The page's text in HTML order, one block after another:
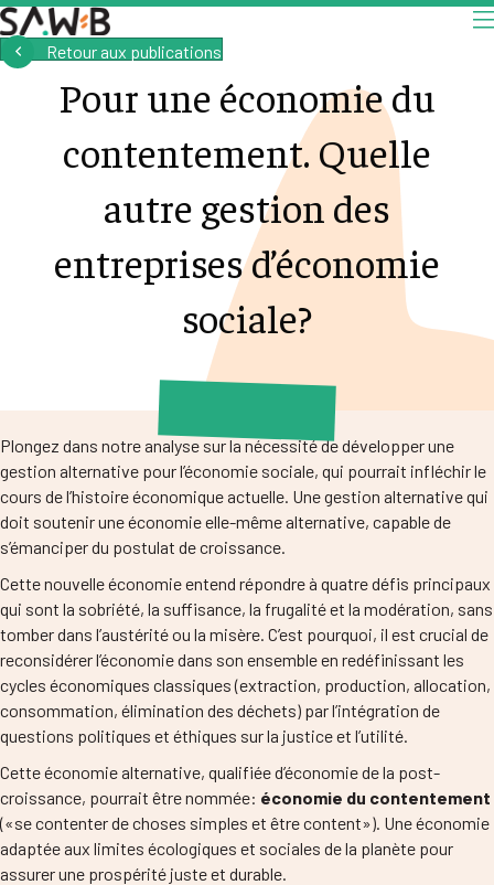
Retour aux publications
Pour une économie du
contentement. Quelle
autre gestion des
entreprises d’économie
sociale?
Plongez dans notre analyse sur la nécessité de développer une
gestion alternative pour l’économie sociale, qui pourrait infléchir le
cours de l’histoire économique actuelle. Une gestion alternative qui
doit soutenir une économie elle-même alternative, capable de
s’émanciper du postulat de croissance.
Cette nouvelle économie entend répondre à quatre défis principaux
qui sont la sobriété, la suffisance, la frugalité et la modération, sans
tomber dans l’austérité ou la misère. C’est pourquoi, il est crucial de
reconsidérer l’économie dans son ensemble en redéfinissant les
cycles économiques classiques (extraction, production, allocation,
consommation, élimination des déchets) par l’intégration de
questions politiques et éthiques sur la justice et l’utilité.
Cette économie alternative, qualifiée d’économie de la post-
croissance, pourrait être nommée: économie du contentement
(«se contenter de choses simples et être content»). Une économie
adaptée aux limites écologiques et sociales de la planète pour
assurer une prospérité juste et durable.